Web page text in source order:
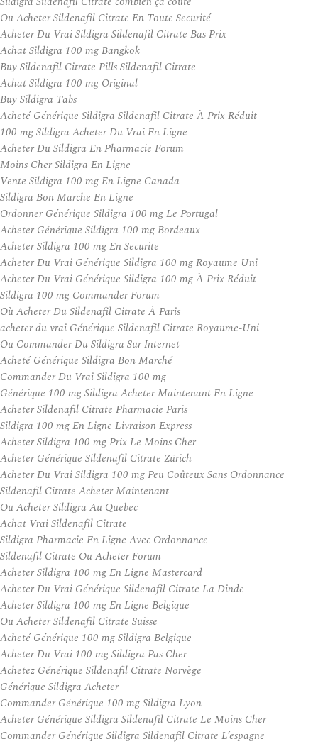
Ou Acheter Sildenafil Citrate En Toute Securité
Acheter Du Vrai Sildigra Sildenafil Citrate Bas Prix
Achat Sildigra 100 mg Bangkok
Buy Sildenafil Citrate Pills Sildenafil Citrate
Achat Sildigra 100 mg Original
Buy Sildigra Tabs
Acheté Générique Sildigra Sildenafil Citrate À Prix Réduit
100 mg Sildigra Acheter Du Vrai En Ligne
Acheter Du Sildigra En Pharmacie Forum
Moins Cher Sildigra En Ligne
Vente Sildigra 100 mg En Ligne Canada
Sildigra Bon Marche En Ligne
Ordonner Générique Sildigra 100 mg Le Portugal
Acheter Générique Sildigra 100 mg Bordeaux
Acheter Sildigra 100 mg En Securite
Acheter Du Vrai Générique Sildigra 100 mg Royaume Uni
Acheter Du Vrai Générique Sildigra 100 mg À Prix Réduit
Sildigra 100 mg Commander Forum
Où Acheter Du Sildenafil Citrate À Paris
acheter du vrai Générique Sildenafil Citrate Royaume-Uni
Ou Commander Du Sildigra Sur Internet
Acheté Générique Sildigra Bon Marché
Commander Du Vrai Sildigra 100 mg
Générique 100 mg Sildigra Acheter Maintenant En Ligne
Acheter Sildenafil Citrate Pharmacie Paris
Sildigra 100 mg En Ligne Livraison Express
Acheter Sildigra 100 mg Prix Le Moins Cher
Acheter Générique Sildenafil Citrate Zürich
Acheter Du Vrai Sildigra 100 mg Peu Coûteux Sans Ordonnance
Sildenafil Citrate Acheter Maintenant
Ou Acheter Sildigra Au Quebec
Achat Vrai Sildenafil Citrate
Sildigra Pharmacie En Ligne Avec Ordonnance
Sildenafil Citrate Ou Acheter Forum
Acheter Sildigra 100 mg En Ligne Mastercard
Acheter Du Vrai Générique Sildenafil Citrate La Dinde
Acheter Sildigra 100 mg En Ligne Belgique
Ou Acheter Sildenafil Citrate Suisse
Acheté Générique 100 mg Sildigra Belgique
Acheter Du Vrai 100 mg Sildigra Pas Cher
Achetez Générique Sildenafil Citrate Norvège
Générique Sildigra Acheter
Commander Générique 100 mg Sildigra Lyon
Acheter Générique Sildigra Sildenafil Citrate Le Moins Cher
Commander Générique Sildigra Sildenafil Citrate L’espagne